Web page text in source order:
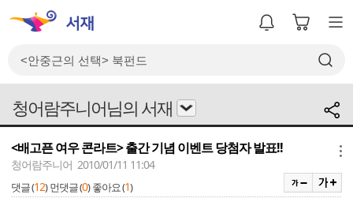
청어람주니어님의 서재
<배고픈 여우 콘라트> 출간 기념 이벤트 당첨자 발표!!
청어람주니어 2010/01/11 11:04
댓글 (12) 먼댓글 (0) 좋아요 (1)